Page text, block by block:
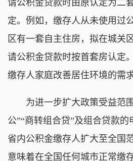
请公积金贷款时由原认定为二
定。例如，缴存人从未使用过
区有一套自主住房，拟在城关
请公积金贷款时按首套房认定
缴存人家庭改善居住环境的需求
为进一步扩大政策受益范围
公”“商转组合贷”及组合贷款
省内公积金缴存人扩大至全国
意味着在全国任何城市正常缴